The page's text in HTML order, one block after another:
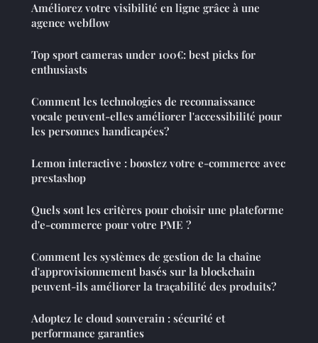
Améliorez votre visibilité en ligne grâce à une
agence webflow
Top sport cameras under 100€: best picks for
enthusiasts
Comment les technologies de reconnaissance
vocale peuvent-elles améliorer l'accessibilité pour
les personnes handicapées?
Lemon interactive : boostez votre e-commerce avec
prestashop
Quels sont les critères pour choisir une plateforme
d'e-commerce pour votre PME ?
Comment les systèmes de gestion de la chaîne
d'approvisionnement basés sur la blockchain
peuvent-ils améliorer la traçabilité des produits?
Adoptez le cloud souverain : sécurité et
performance garanties